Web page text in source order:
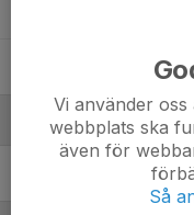
70. Melvin
98. Adam
Ledare
Jonathan Bülow
Vi använder
webbplats ska
även för
Så